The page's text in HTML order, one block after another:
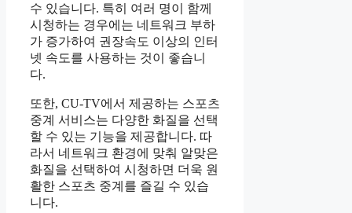
수 있습니다. 특히 여러 명이 함께
시청하는 경우에는 네트워크 부하
가 증가하여 권장속도 이상의 인터
넷 속도를 사용하는 것이 좋습니
다.
또한, CU-TV에서 제공하는 스포츠
중계 서비스는 다양한 화질을 선택
할 수 있는 기능을 제공합니다. 따
라서 네트워크 환경에 맞춰 알맞은
화질을 선택하여 시청하면 더욱 원
활한 스포츠 중계를 즐길 수 있습
니다.